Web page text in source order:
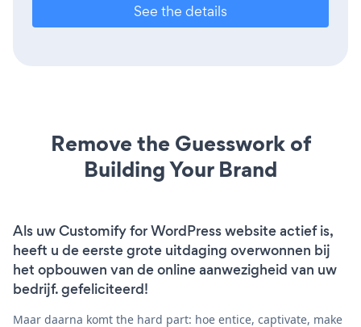
See the details
Remove the Guesswork of
Building Your Brand
Als uw Customify for WordPress website actief is,
heeft u de eerste grote uitdaging overwonnen bij
het opbouwen van de online aanwezigheid van uw
bedrijf. gefeliciteerd!
Maar daarna komt the hard part: hoe entice, captivate, make